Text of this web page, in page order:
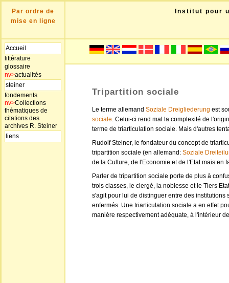
Par ordre de
mise en ligne
Institut pour
Accueil
littérature
glossaire
nv>actualités
steiner
fondements
nv>Collections
thématiques de
citations des
archives R. Steiner
liens
Tripartition sociale
Le terme allemand Soziale Dreigliederung est
sociale. Celui-ci rend mal la complexité de
terme de triarticulation sociale. Mais d'autres
Rudolf Steiner, le fondateur du concept de
tripartition sociale (en allemand: Soziale
de la Culture, de l'Economie et de l'Etat mais en
Parler de tripartition sociale porte de plus à
trois classes, le clergé, la noblesse et le Tiers
s'agit pour lui de distinguer entre des
enfermés. Une triarticulation sociale a en effet
manière respectivement adéquate, à l'intérieur